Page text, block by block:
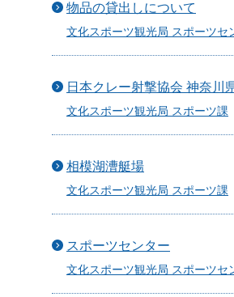
物品の貸出しについて
文化スポーツ観光局 スポーツセ
日本クレー射撃協会 神奈川
文化スポーツ観光局 スポーツ課
相模湖漕艇場
文化スポーツ観光局 スポーツ課
スポーツセンター
文化スポーツ観光局 スポーツセ